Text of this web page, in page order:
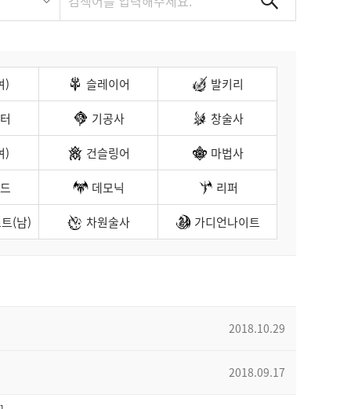
) 슬레이어
발키리
기공사
창술사
)
건슬링어
마법사
데모닉
리퍼
(남)
차원술사 가디언나이트
2018.10.29
2018.09.17